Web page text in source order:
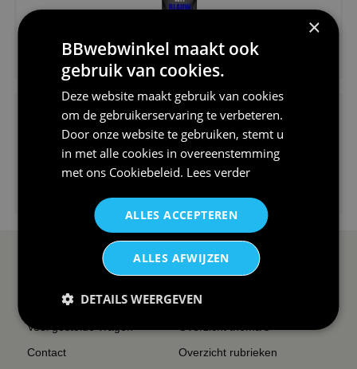
€24,95
V-hals shirt rood wit blauw st...
I love korfbal t-shirt sport s...
SERVICE EN INFO
Reviews
Veel gestelde vragen
Contact
OVERZICHT
Sitemapping
Overzicht thema's
Overzicht rubrieken
×
BBwebwinkel maakt ook
gebruik van cookies.
Deze website maakt gebruik van cookies
om de gebruikerservaring te verbeteren.
Door onze website te gebruiken, stemt u
in met alle cookies in overeenstemming
met ons Cookiebeleid. Lees verder
ALLES ACCEPTEREN
ALLES AFWIJZEN
DETAILS WEERGEVEN